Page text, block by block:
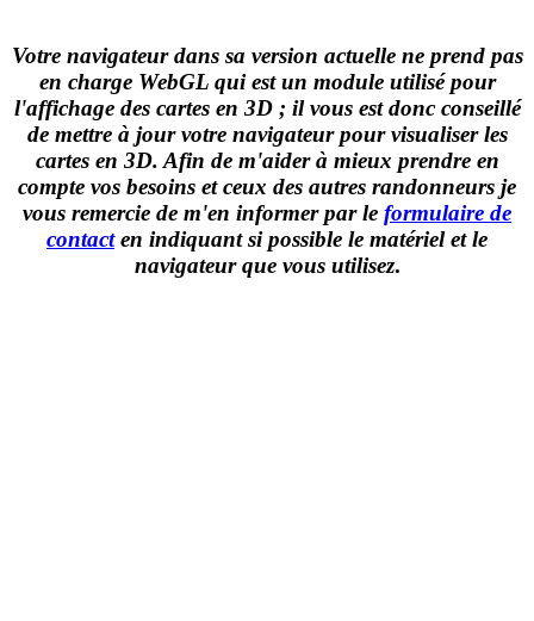
Votre navigateur dans sa version actuelle ne prend pas
en charge WebGL qui est un module utilisé pour
l'affichage des cartes en 3D ; il vous est donc conseillé
de mettre à jour votre navigateur pour visualiser les
cartes en 3D. Afin de m'aider à mieux prendre en
compte vos besoins et ceux des autres randonneurs je
vous remercie de m'en informer par le formulaire de
contacten indiquant si possible le matériel et le
navigateur que vous utilisez.